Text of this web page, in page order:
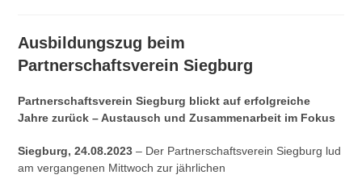
Ausbildungszug beim
Partnerschaftsverein Siegburg
Partnerschaftsverein Siegburg blickt auf erfolgreiche
Jahre zurück – Austausch und Zusammenarbeit im Fokus
Siegburg, 24.08.2023 – Der Partnerschaftsverein Siegburg lud
am vergangenen Mittwoch zur jährlichen